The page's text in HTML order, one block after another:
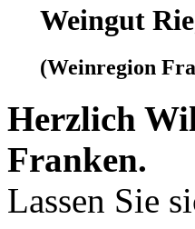
Weingut
(Weinregion
Herzlich
Franken.
Lassen Sie